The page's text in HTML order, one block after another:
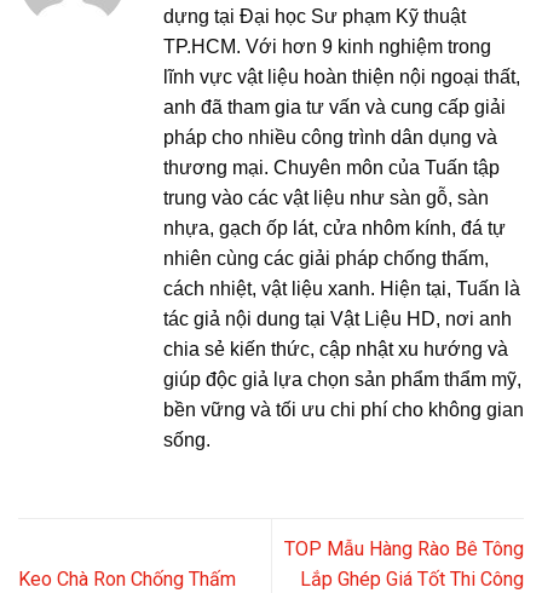
dựng tại Đại học Sư phạm Kỹ thuật
TP.HCM. Với hơn 9 kinh nghiệm trong
lĩnh vực vật liệu hoàn thiện nội ngoại thất,
anh đã tham gia tư vấn và cung cấp giải
pháp cho nhiều công trình dân dụng và
thương mại. Chuyên môn của Tuấn tập
trung vào các vật liệu như sàn gỗ, sàn
nhựa, gạch ốp lát, cửa nhôm kính, đá tự
nhiên cùng các giải pháp chống thấm,
cách nhiệt, vật liệu xanh. Hiện tại, Tuấn là
tác giả nội dung tại Vật Liệu HD, nơi anh
chia sẻ kiến thức, cập nhật xu hướng và
giúp độc giả lựa chọn sản phẩm thẩm mỹ,
bền vững và tối ưu chi phí cho không gian
sống.
Keo Chà Ron Chống Thấm
TOP Mẫu Hàng Rào Bê Tông
Lắp Ghép Giá Tốt Thi Công